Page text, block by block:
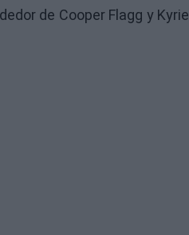
de Cooper Flagg y Kyrie